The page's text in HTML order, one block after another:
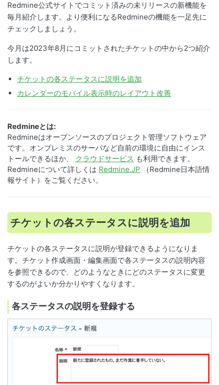
Redmine公式サイトでコミット済みの未リリースの新機能を
毎月紹介します。より便利になるRedmineの機能を一足先に
チェックしましょう。
今月は2023年8月にコミットされたチケットの中から2つ紹介
します。
チケットの各ステータスに説明を追加
カレンダーのモバイル表示時のレイアウト改善
Redmineとは:
Redmineはオープンソースのプロジェクト管理ソフトウェア
です。オンプレミスのサーバなど自前の環境に自由にインス
トールできるほか、
クラウドサービス も利用できます。
Redmineについて詳しくは Redmine.JP （Redmine日本語情
報サイト）をご覧ください。
チケットの各ステータスに説明を追加
チケットの各ステータスに説明が登録できるようになりま
す。チケット作成画面・編集画面で各ステータスの説明内容
を参照できるので、どのようなときにどのステータスに変更
するのがよいか分かりやすくなります。
各ステータスの説明を登録する